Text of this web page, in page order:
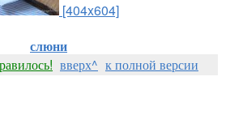
[404x604]
слюни
вверх^ к полной версии